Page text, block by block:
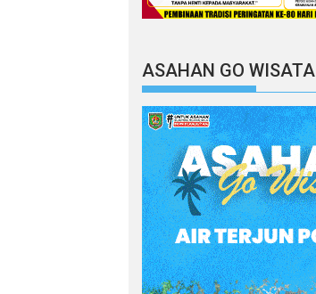
ASAHAN GO WISATA